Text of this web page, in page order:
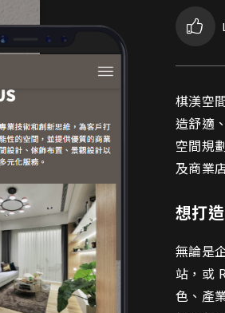
棋渼空
棋渼空
造舒適
空間規
及商業
想打
無論是
站，或
色、產